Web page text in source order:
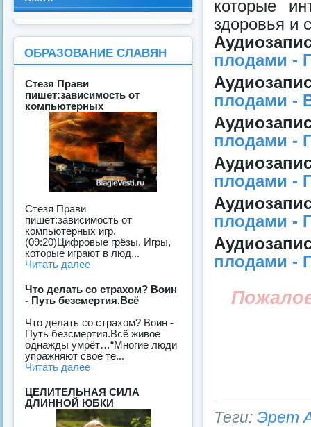
которые
здоровья и
плодами -
плодами -
плодами -
плодами -
плодами -
плодами -
Теги: Эрет
ОБРАЗОВАНИЕ СЛАВЯН
Стезя Прави
пишет:зависимость от
компьютерных
Стезя Прави
пишет:зависимость от
компьютерных игр.
(09:20)Цифровые грёзы. Игры,
которые играют в люд...
Читать далее
Что делать со страхом? Воин
- Путь безсмертия.Всё
Что делать со страхом? Воин -
Путь безсмертия.Всё живое
однажды умрёт…“Многие люди
упражняют своё те...
Читать далее
ЦЕЛИТЕЛЬНАЯ СИЛА
ДЛИННОЙ ЮБКИ